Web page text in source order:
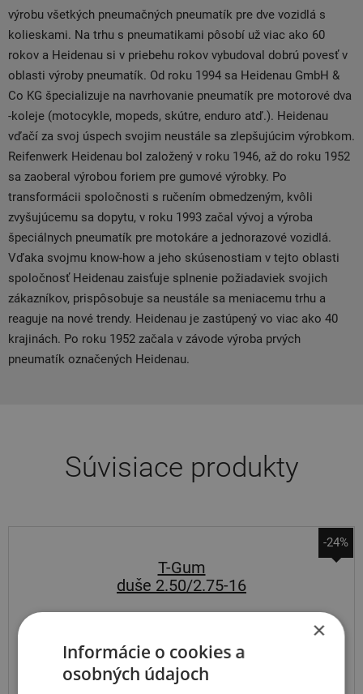
výrobu všetkých pneumačných pneumatík pre dve vozidlá s
kolieskami. Na trhu s pneumatikami pôsobí už viac ako 60
rokov a Heidenau si v priebehu rokov vybudoval dobrú povesť v
oblasti výroby pneumatík. Od roku 1994 sa Heidenau GmbH &
Co KG špecializuje na navrhovanie pneumatík pre motorové dva
-koleje (motocykle, mopeds, skútre, enduro atď.). Heidenau
vďačí za svoj úspech svojim neustále sa zlepšujúcim výrobkom.
Reifenwerk Heidenau bol založený v roku 1946, až do roku 1952
sa zaoberal výrobou foriem pre gumové výrobky. Po
transformácii spoločnosti s ručením obmedzeným, kvôli
zvyšujúcemu sa dopytu, v roku 1993 začal vývoj a výroba
špeciálnych pneumatík pre motokáre a jednorazové vozidlá.
Vďaka svojmu know-how a jeho skúsenostiam v tejto oblasti
spoločnosť Heidenau zaisťuje splnenie požiadaviek svojich
zákazníkov, prispôsobuje sa neustále sa meniacemu trhu a
reaguje na nové trendy. Heidenau je zastúpený vo viac ako 40
krajinách. Po roku 1952 začala v závode výroba prvých
pneumatík označených Heidenau.
Súvisiace produkty
-24%
T-Gum
duše 2.50/2.75-16
×
Informácie o cookies a
osobných údajoch